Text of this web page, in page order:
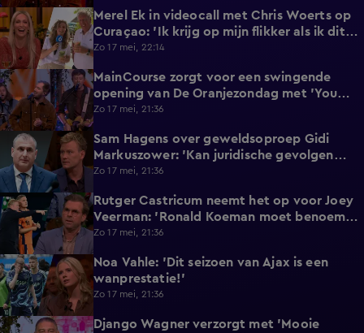
3:19
Merel Ek in videocall met Chris Woerts op
Curaçao: 'Ik krijg op mijn flikker als ik dit
laat zien!'
Zo 17 mei, 22:14
1:48
MainCourse zorgt voor een swingende
opening van De Oranjezondag met 'You
Win Again'
Zo 17 mei, 21:36
8:40
Sam Hagens over geweldsoproep Gidi
Markuszower: 'Kan juridische gevolgen
hebben'
Zo 17 mei, 21:36
1:51
Rutger Castricum neemt het op voor Joey
Veerman: 'Ronald Koeman moet benoemen
wat het is!'
Zo 17 mei, 21:36
1:37
Noa Vahle: 'Dit seizoen van Ajax is een
wanprestatie!'
Zo 17 mei, 21:36
3:22
Django Wagner verzorgt met 'Mooie